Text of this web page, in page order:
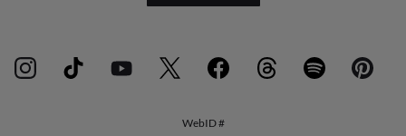
WebID #